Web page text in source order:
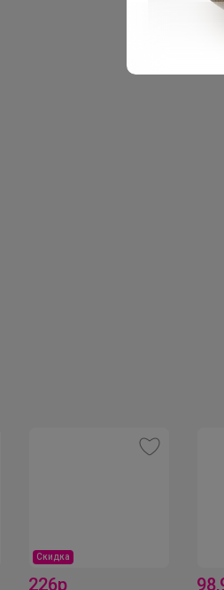
Скидка
226р
Самые